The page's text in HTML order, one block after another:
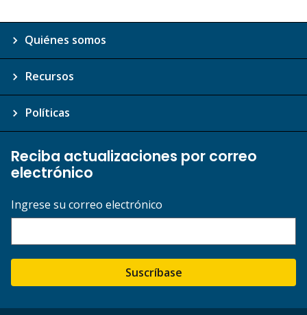
Quiénes somos
Recursos
Políticas
Reciba actualizaciones por correo
electrónico
Ingrese su correo electrónico
Suscríbase